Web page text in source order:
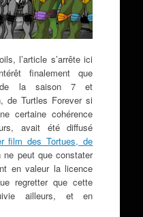
l’article s’arrête ici
finalement que
de la saison 7 et
de Turtles Forever si
certaine cohérence
avait été diffusé
film des Tortues, de
peut que constater
en valeur la licence
regretter que cette
ailleurs, et en